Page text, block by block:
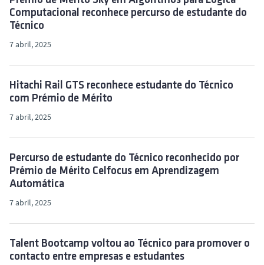
Computacional reconhece percurso de estudante do
Técnico
7 abril, 2025
Hitachi Rail GTS reconhece estudante do Técnico
com Prémio de Mérito
7 abril, 2025
Percurso de estudante do Técnico reconhecido por
Prémio de Mérito Celfocus em Aprendizagem
Automática
7 abril, 2025
Talent Bootcamp voltou ao Técnico para promover o
contacto entre empresas e estudantes